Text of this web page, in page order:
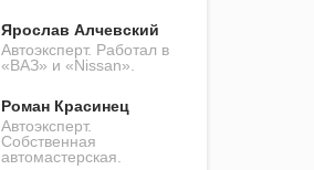
Ярослав Алчевский
Автоэксперт. Работал в
«ВАЗ» и «Nissan».
Роман Красинец
Автоэксперт.
Собственная
автомастерская.